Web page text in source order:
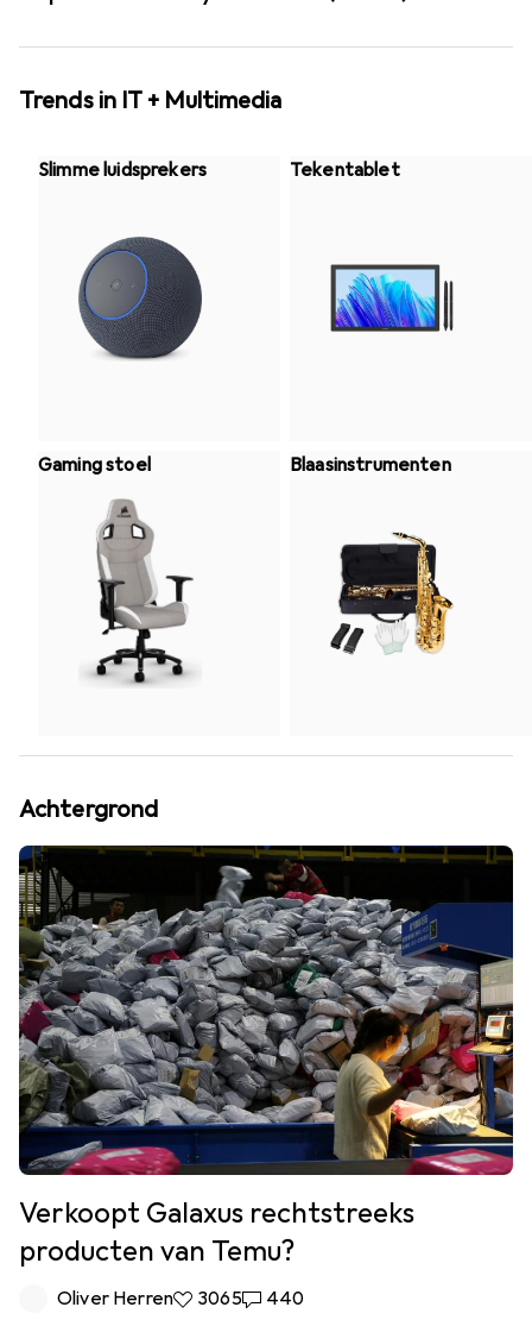
Trends in IT + Multimedia
Slimme luidsprekers Tekentablet
Gaming stoel Blaasinstrumenten
Achtergrond
Verkoopt Galaxus rechtstreeks
producten van Temu?
Oliver Herren3.065 Likes
3065440 Reacties
440